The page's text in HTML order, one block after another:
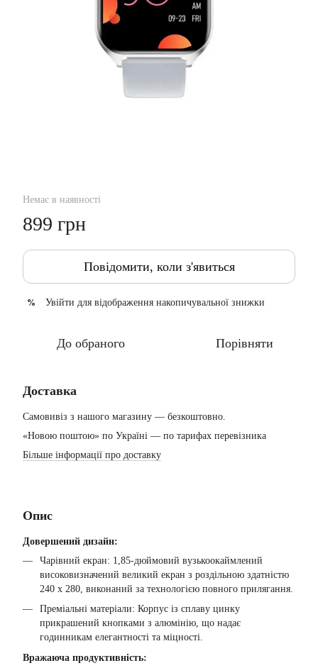
Немає в наявності
899 грн
Повідомити, коли з'явиться
% Увійти для відображення накопичувальної знижки
До обраного Порівняти
Доставка
Самовивіз з нашого магазину — безкоштовно.
«Новою поштою» по Україні — по тарифах перевізника
Більше інформації про доставку
Опис
Довершений дизайн:
Чарівний екран: 1,85-дюймовий вузькоокаймлений
високовизначений великий екран з роздільною здатністю
240 x 280, виконаний за технологією повного прилягання.
Преміальні матеріали: Корпус із сплаву цинку
прикрашений кнопками з алюмінію, що надає
годинникам елегантності та міцності.
Вражаюча продуктивність: